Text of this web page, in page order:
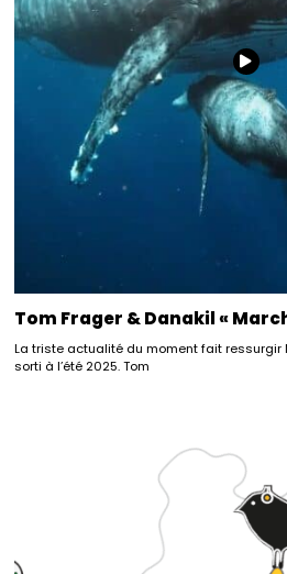
Tom Frager & Danakil «
La triste actualité du moment fait ressurgir
sorti à l’été 2025. Tom